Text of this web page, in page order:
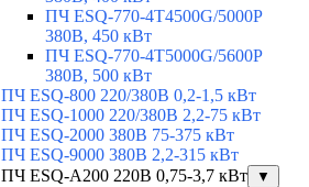
ПЧ ESQ-770-4T4500G/5000P
380В, 450 кВт
ПЧ ESQ-770-4T5000G/5600P
380В, 500 кВт
ПЧ ESQ-800 220/380В 0,2-1,5 кВт
ПЧ ESQ-1000 220/380В 2,2-75 кВт
ПЧ ESQ-2000 380В 75-375 кВт
ПЧ ESQ-9000 380В 2,2-315 кВт
ПЧ ESQ-A200 220В 0,75-3,7 кВт
▼